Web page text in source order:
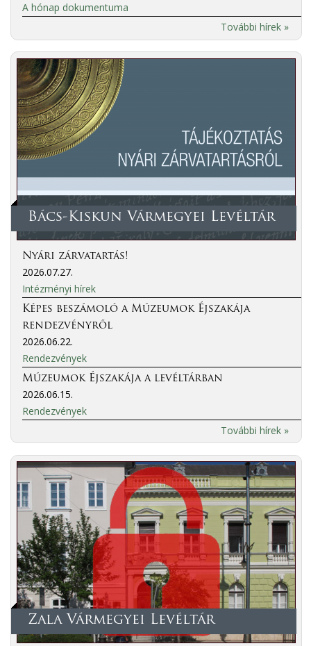
A hónap dokumentuma
További hírek »
Bács-Kiskun Vármegyei Levéltár
Nyári zárvatartás!
2026.07.27.
Intézményi hírek
Képes beszámoló a Múzeumok Éjszakája
rendezvényről
2026.06.22.
Rendezvények
Múzeumok Éjszakája a levéltárban
2026.06.15.
Rendezvények
További hírek »
Zala Vármegyei Levéltár